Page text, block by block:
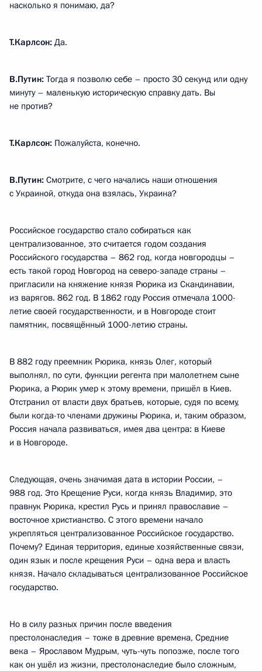
насколько я понимаю, да?
Т.Карлсон: Да.
В.Путин: Тогда я позволю себе – просто 30 секунд или одну
минуту – маленькую историческую справку дать. Вы
не против?
Т.Карлсон: Пожалуйста, конечно.
В.Путин: Смотрите, с чего начались наши отношения
с Украиной, откуда она взялась, Украина?
Российское государство стало собираться как
централизованное, это считается годом создания
Российского государства – 862 год, когда новгородцы –
есть такой город Новгород на северо-западе страны –
пригласили на княжение князя Рюрика из Скандинавии,
из варягов. 862 год. В 1862 году Россия отмечала 1000-
летие своей государственности, и в Новгороде стоит
памятник, посвящённый 1000-летию страны.
В 882 году преемник Рюрика, князь Олег, который
выполнял, по сути, функции регента при малолетнем сыне
Рюрика, а Рюрик умер к этому времени, пришёл в Киев.
Отстранил от власти двух братьев, которые, судя по всему,
были когда-то членами дружины Рюрика, и, таким образом,
Россия начала развиваться, имея два центра: в Киеве
и в Новгороде.
Следующая, очень значимая дата в истории России, –
988 год. Это Крещение Руси, когда князь Владимир, это
правнук Рюрика, крестил Русь и принял православие –
восточное христианство. С этого времени начало
укрепляться централизованное Российское государство.
Почему? Единая территория, единые хозяйственные связи,
один язык и после крещения Руси – одна вера и власть
князя. Начало складываться централизованное Российское
государство.
Но в силу разных причин после введения
престолонаследия – тоже в древние времена, Средние
века – Ярославом Мудрым, чуть-чуть попозже, после того
как он ушёл из жизни, престолонаследие было сложным,